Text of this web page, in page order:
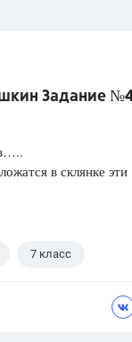
Задание
в склянке эти
7 класс